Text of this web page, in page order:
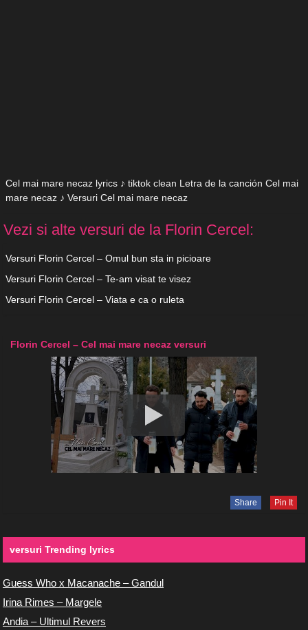
Cel mai mare necaz lyrics ♪ tiktok clean Letra de la canción Cel mai
mare necaz ♪ Versuri Cel mai mare necaz
Vezi si alte versuri de la Florin Cercel:
Versuri Florin Cercel – Omul bun sta in picioare
Versuri Florin Cercel – Te-am visat te visez
Versuri Florin Cercel – Viata e ca o ruleta
Florin Cercel – Cel mai mare necaz versuri
Share Pin It
versuri Trending lyrics
Guess Who x Macanache – Gandul
Irina Rimes – Margele
Andia – Ultimul Revers